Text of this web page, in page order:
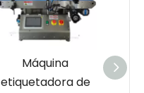
Máquina
etiquetadora de